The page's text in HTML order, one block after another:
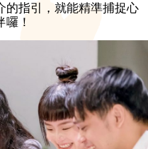
的指引，就能精準捕捉心
！